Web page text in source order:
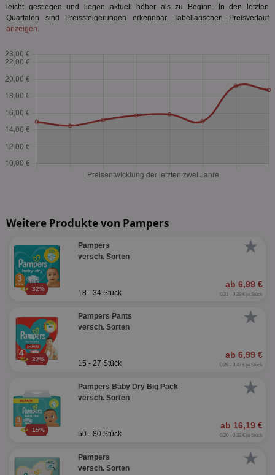
leicht gestiegen und liegen aktuell höher als zu Beginn. In den letzten
Quartalen sind Preissteigerungen erkennbar. Tabellarischen Preisverlauf
anzeigen.
Weitere Produkte von Pampers
★
32%
Pampers
versch. Sorten
ab 6,99 €
18 - 34 Stück 0,21 - 0,39 € je Stück
★
32%
Pampers Pants
versch. Sorten
ab 6,99 €
15 - 27 Stück 0,26 - 0,47 € je Stück
★
15%
Pampers Baby Dry Big Pack
versch. Sorten
ab 16,19 €
50 - 80 Stück 0,20 - 0,32 € je Stück
★
Pampers
versch. Sorten